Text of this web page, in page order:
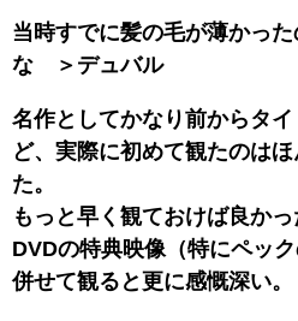
当時すでに髪の毛が薄かっ
な ＞デュバル
名作としてかなり前からタ
ど、実際に初めて観たのは
た。
もっと早く観ておけば良かっ
DVDの特典映像（特にペッ
併せて観ると更に感慨深い。